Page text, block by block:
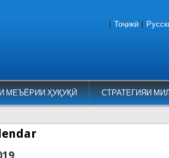
МЕЪЁРИИ ҲУҚУҚӢ СТРАТЕГИЯИ
Тоҷикӣ